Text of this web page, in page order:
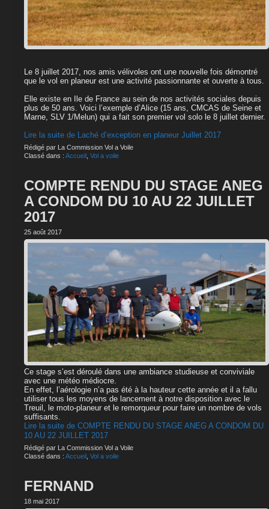
Le 8 juillet 2017, nos amis vélivoles ont une nouvelle fois démontré
que le vol en planeur est une activité passionnante et ouverte à tous.
Elle existe en Ile de France au sein de nos activités sociales depuis
plus de 50 ans. Voici l’exemple d’Alice (15 ans, CMCAS de Seine et
Marne, SLV 1/Melun) qui a fait son premier vol solo le 8 juillet dernier.
Lire la suite de Laché d’exception en planeur Juillet 2017
Rédigé par La Commission Vol a Voile
Classé dans : Accueil Vol a voile
COMPTE RENDU DU STAGE ANEG
A CONDOM DU 10 AU 22 JUILLET
2017
25 août 2017
Ce stage s’est déroulé dans une ambiance studieuse et conviviale
avec une météo médiocre.
En effet, l’aérologie n’a pas été à la hauteur cette année et il a fallu
utiliser tous les moyens de lancement à notre disposition avec le
Treuil, le moto-planeur et le remorqueur pour faire un nombre de vols
suffisants.
Lire la suite de COMPTE RENDU DU STAGE ANEG A CONDOM DU
10 AU 22 JUILLET 2017
Rédigé par La Commission Vol a Voile
Classé dans : Accueil Vol a voile
FERNAND
18 mai 2017